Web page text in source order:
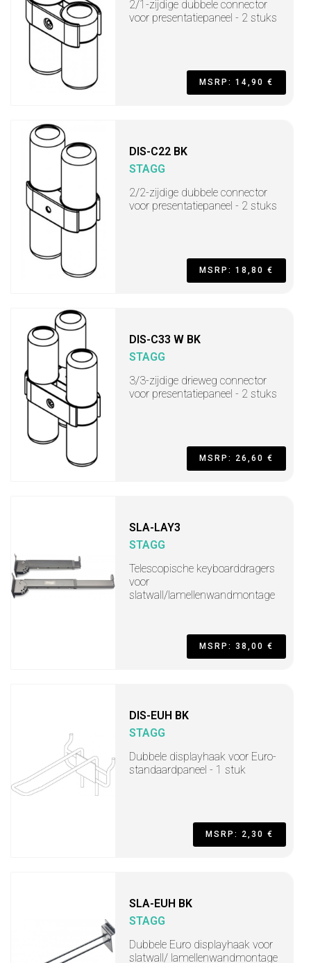
2/1-zijdige dubbele connector
voor presentatiepaneel - 2 stuks
MSRP: 14,90 €
DIS-C22 BK
STAGG
2/2-zijdige dubbele connector
voor presentatiepaneel - 2 stuks
MSRP: 18,80 €
DIS-C33 W BK
STAGG
3/3-zijdige drieweg connector
voor presentatiepaneel - 2 stuks
MSRP: 26,60 €
SLA-LAY3
STAGG
Telescopische keyboarddragers
voor
slatwall/lamellenwandmontage
MSRP: 38,00 €
DIS-EUH BK
STAGG
Dubbele displayhaak voor Euro-
standaardpaneel - 1 stuk
MSRP: 2,30 €
SLA-EUH BK
STAGG
Dubbele Euro displayhaak voor
slatwall/ lamellenwandmontage